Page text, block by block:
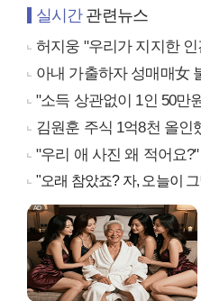
실시간관련뉴스
허지웅 "우리가 지지한 인간
아내 가출하자 성매매女
"소득 상관없이 1인 50만
김원훈 주식 1억8천 올
"우리 애 사진 왜 적어요
"오래 참았죠? 자, 오늘이